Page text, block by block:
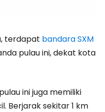
terdapat bandara SXM
pulau ini, dekat kota
ini juga memiliki
Berjarak sekitar 1 km